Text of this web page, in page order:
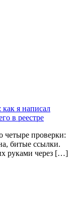
я написал
в реестре
четыре проверки:
битые ссылки.
руками через […]